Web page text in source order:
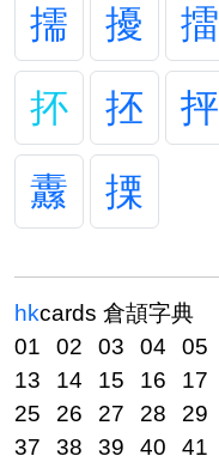
擩
擾 擂
抔
抷 抨
纛
搮
hkcards 倉頡字典
01
02 03 04 05
13
14 15 16 17
25
26 27 28 29
37
38 39 40 41